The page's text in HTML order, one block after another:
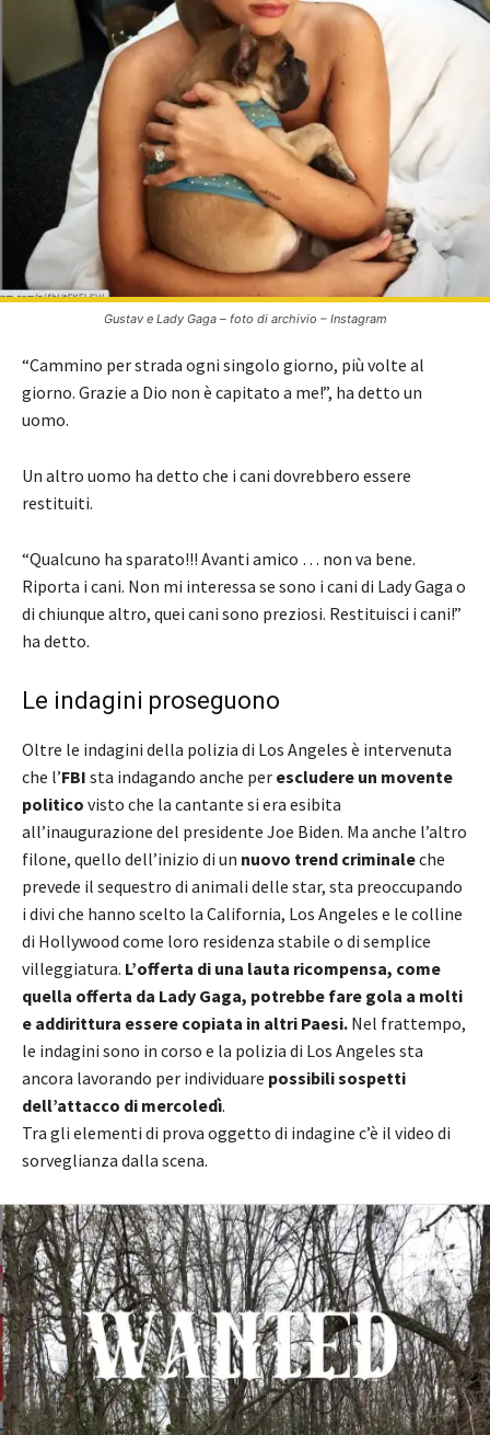
Gustav e Lady Gaga – foto di archivio – Instagram
“Cammino per strada ogni singolo giorno, più volte al
giorno. Grazie a Dio non è capitato a me!”, ha detto un
uomo.
Un altro uomo ha detto che i cani dovrebbero essere
restituiti.
“Qualcuno ha sparato!!! Avanti amico … non va bene.
Riporta i cani. Non mi interessa se sono i cani di Lady Gaga o
di chiunque altro, quei cani sono preziosi. Restituisci i cani!”
ha detto.
Le indagini proseguono
Oltre le indagini della polizia di Los Angeles è intervenuta
che l’FBI sta indagando anche per escludere un movente
politico visto che la cantante si era esibita
all’inaugurazione del presidente Joe Biden. Ma anche l’altro
filone, quello dell’inizio di un nuovo trend criminaleche
prevede il sequestro di animali delle star, sta preoccupando
i divi che hanno scelto la California, Los Angeles e le colline
di Hollywood come loro residenza stabile o di semplice
villeggiatura. L’offerta di una lauta ricompensa, come
quella offerta da Lady Gaga, potrebbe fare gola a molti
e addirittura essere copiata in altri Paesi. Nel frattempo,
le indagini sono in corso e la polizia di Los Angeles sta
ancora lavorando per individuare possibili sospetti
dell’attacco di mercoledì.
Tra gli elementi di prova oggetto di indagine c’è il video di
sorveglianza dalla scena.